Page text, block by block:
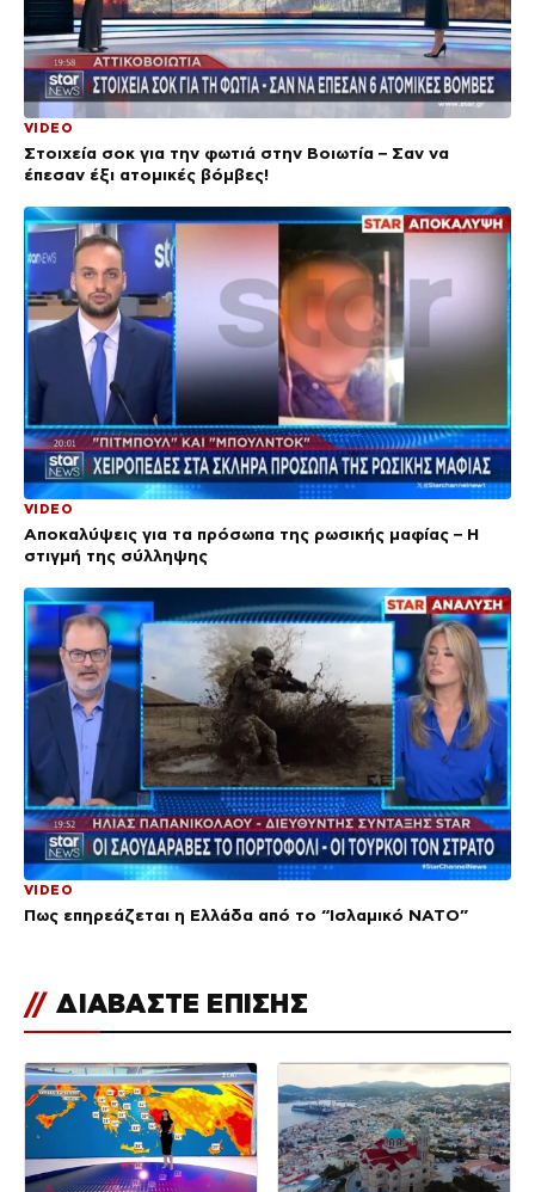
VIDEO
Στοιχεία σοκ για την φωτιά στην Βοιωτία – Σαν να
έπεσαν έξι ατομικές βόμβες!
VIDEO
Αποκαλύψεις για τα πρόσωπα της ρωσικής μαφίας – Η
στιγμή της σύλληψης
VIDEO
Πως επηρεάζεται η Ελλάδα από το “Ισλαμικό ΝΑΤΟ”
// ΔΙΑΒΑΣΤΕ ΕΠΙΣΗΣ